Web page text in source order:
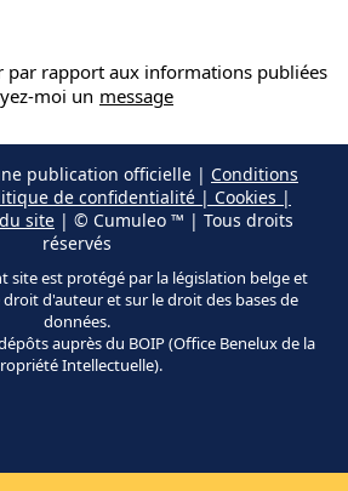
par rapport aux informations publiées
moi un message
publication officielle | Conditions
de confidentialité | Cookies |
site | © Cumuleo ™ | Tous droits
réservés
site est protégé par la législation belge et
d'auteur et sur le droit des bases de
données.
auprès du BOIP (Office Benelux de la
Intellectuelle).